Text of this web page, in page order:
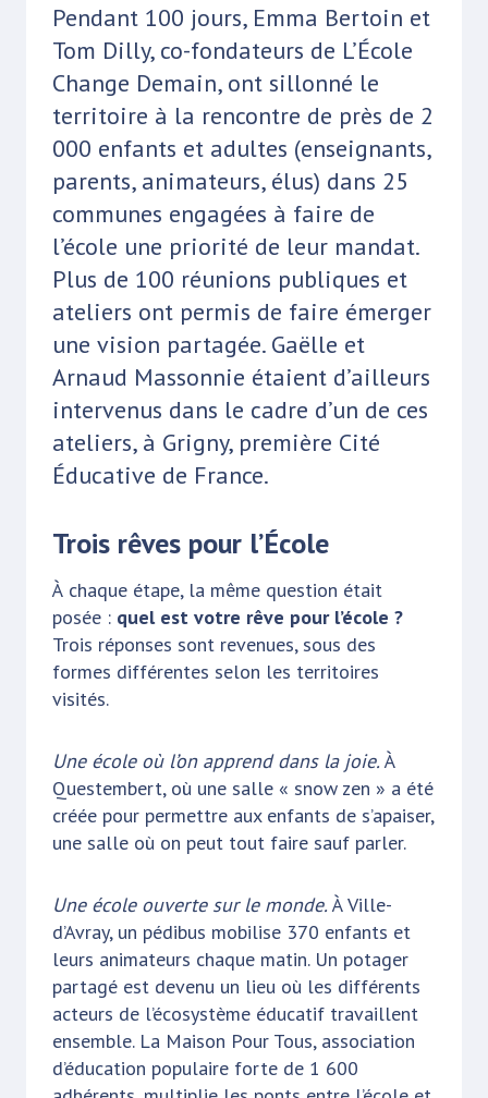
Pendant 100 jours, Emma Bertoin et
Tom Dilly, co-fondateurs de L’École
Change Demain, ont sillonné le
territoire à la rencontre de près de 2
000 enfants et adultes (enseignants,
parents, animateurs, élus) dans 25
communes engagées à faire de
l’école une priorité de leur mandat.
Plus de 100 réunions publiques et
ateliers ont permis de faire émerger
une vision partagée. Gaëlle et
Arnaud Massonnie étaient d’ailleurs
intervenus dans le cadre d’un de ces
ateliers, à Grigny, première Cité
Éducative de France.
Trois rêves pour l’École
À chaque étape, la même question était
posée : quel est votre rêve pour l’école ?
Trois réponses sont revenues, sous des
formes différentes selon les territoires
visités.
Une école où l’on apprend dans la joie. À
Questembert, où une salle « snow zen » a été
créée pour permettre aux enfants de s’apaiser,
une salle où on peut tout faire sauf parler.
Une école ouverte sur le monde. À Ville-
d’Avray, un pédibus mobilise 370 enfants et
leurs animateurs chaque matin. Un potager
partagé est devenu un lieu où les différents
acteurs de l’écosystème éducatif travaillent
ensemble. La Maison Pour Tous, association
d’éducation populaire forte de 1 600